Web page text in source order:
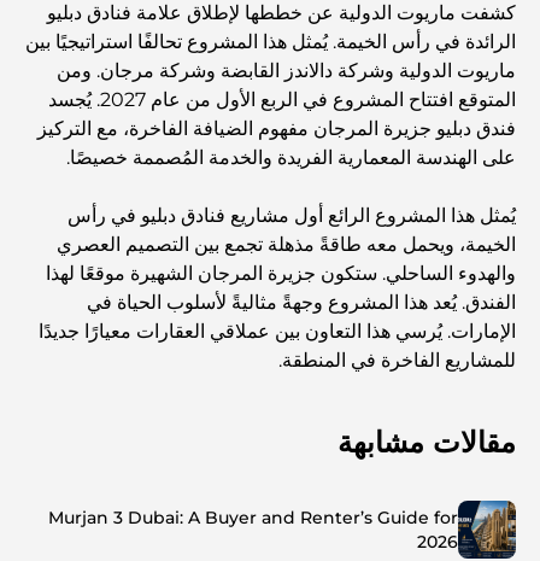
كشفت ماريوت الدولية عن خططها لإطلاق علامة فنادق دبليو
الرائدة في رأس الخيمة. يُمثل هذا المشروع تحالفًا استراتيجيًا بين
ماريوت الدولية وشركة دالاندز القابضة وشركة مرجان. ومن
المتوقع افتتاح المشروع في الربع الأول من عام 2027. يُجسد
فندق دبليو جزيرة المرجان مفهوم الضيافة الفاخرة، مع التركيز
على الهندسة المعمارية الفريدة والخدمة المُصممة خصيصًا.
يُمثل هذا المشروع الرائع أول مشاريع فنادق دبليو في رأس
الخيمة، ويحمل معه طاقةً مذهلة تجمع بين التصميم العصري
والهدوء الساحلي. ستكون جزيرة المرجان الشهيرة موقعًا لهذا
الفندق. يُعد هذا المشروع وجهةً مثاليةً لأسلوب الحياة في
الإمارات. يُرسي هذا التعاون بين عملاقي العقارات معيارًا جديدًا
للمشاريع الفاخرة في المنطقة.
مقالات مشابهة
Murjan 3 Dubai: A Buyer and Renter’s Guide for
2026